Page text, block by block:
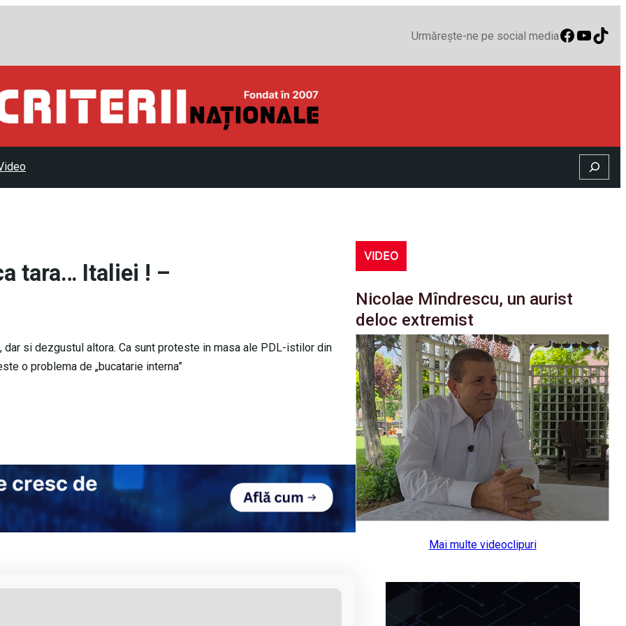
Urmărește-ne pe social media
Search
tara… Italiei ! –
si dezgustul altora. Ca sunt proteste in masa ale PDL-istilor din
o problema de „bucatarie interna”
VIDEO
Nicolae Mîndrescu, un aurist
deloc extremist
Mai multe videoclipuri